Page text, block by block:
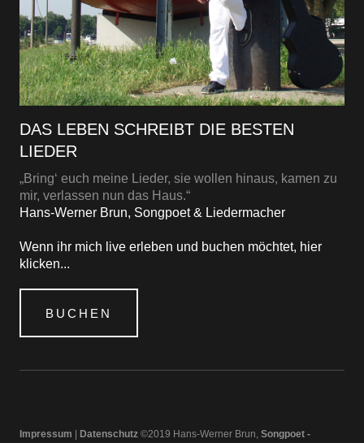
DAS LEBEN SCHREIBT DIE BESTEN
LIEDER
„Bring‘ euch meine Lieder, sie wollen hinaus, kamen zu
mir, verlassen nun das Haus.“
Hans-Werner Brun, Songpoet & Liedermacher
Wenn ihr mich live erleben und buchen möchtet, hier
klicken...
BUCHEN
Impressum | Datenschutz©2019 Hans-Werner Brun,Songpoet -